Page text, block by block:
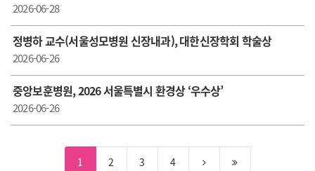
2026-06-28
정병하 교수(서울성모병원 신장내과), 대한신장학회 학술상
2026-06-26
중앙보훈병원, 2026 서울특별시 환경상 ‘우수상’
2026-06-26
1 2 3 4